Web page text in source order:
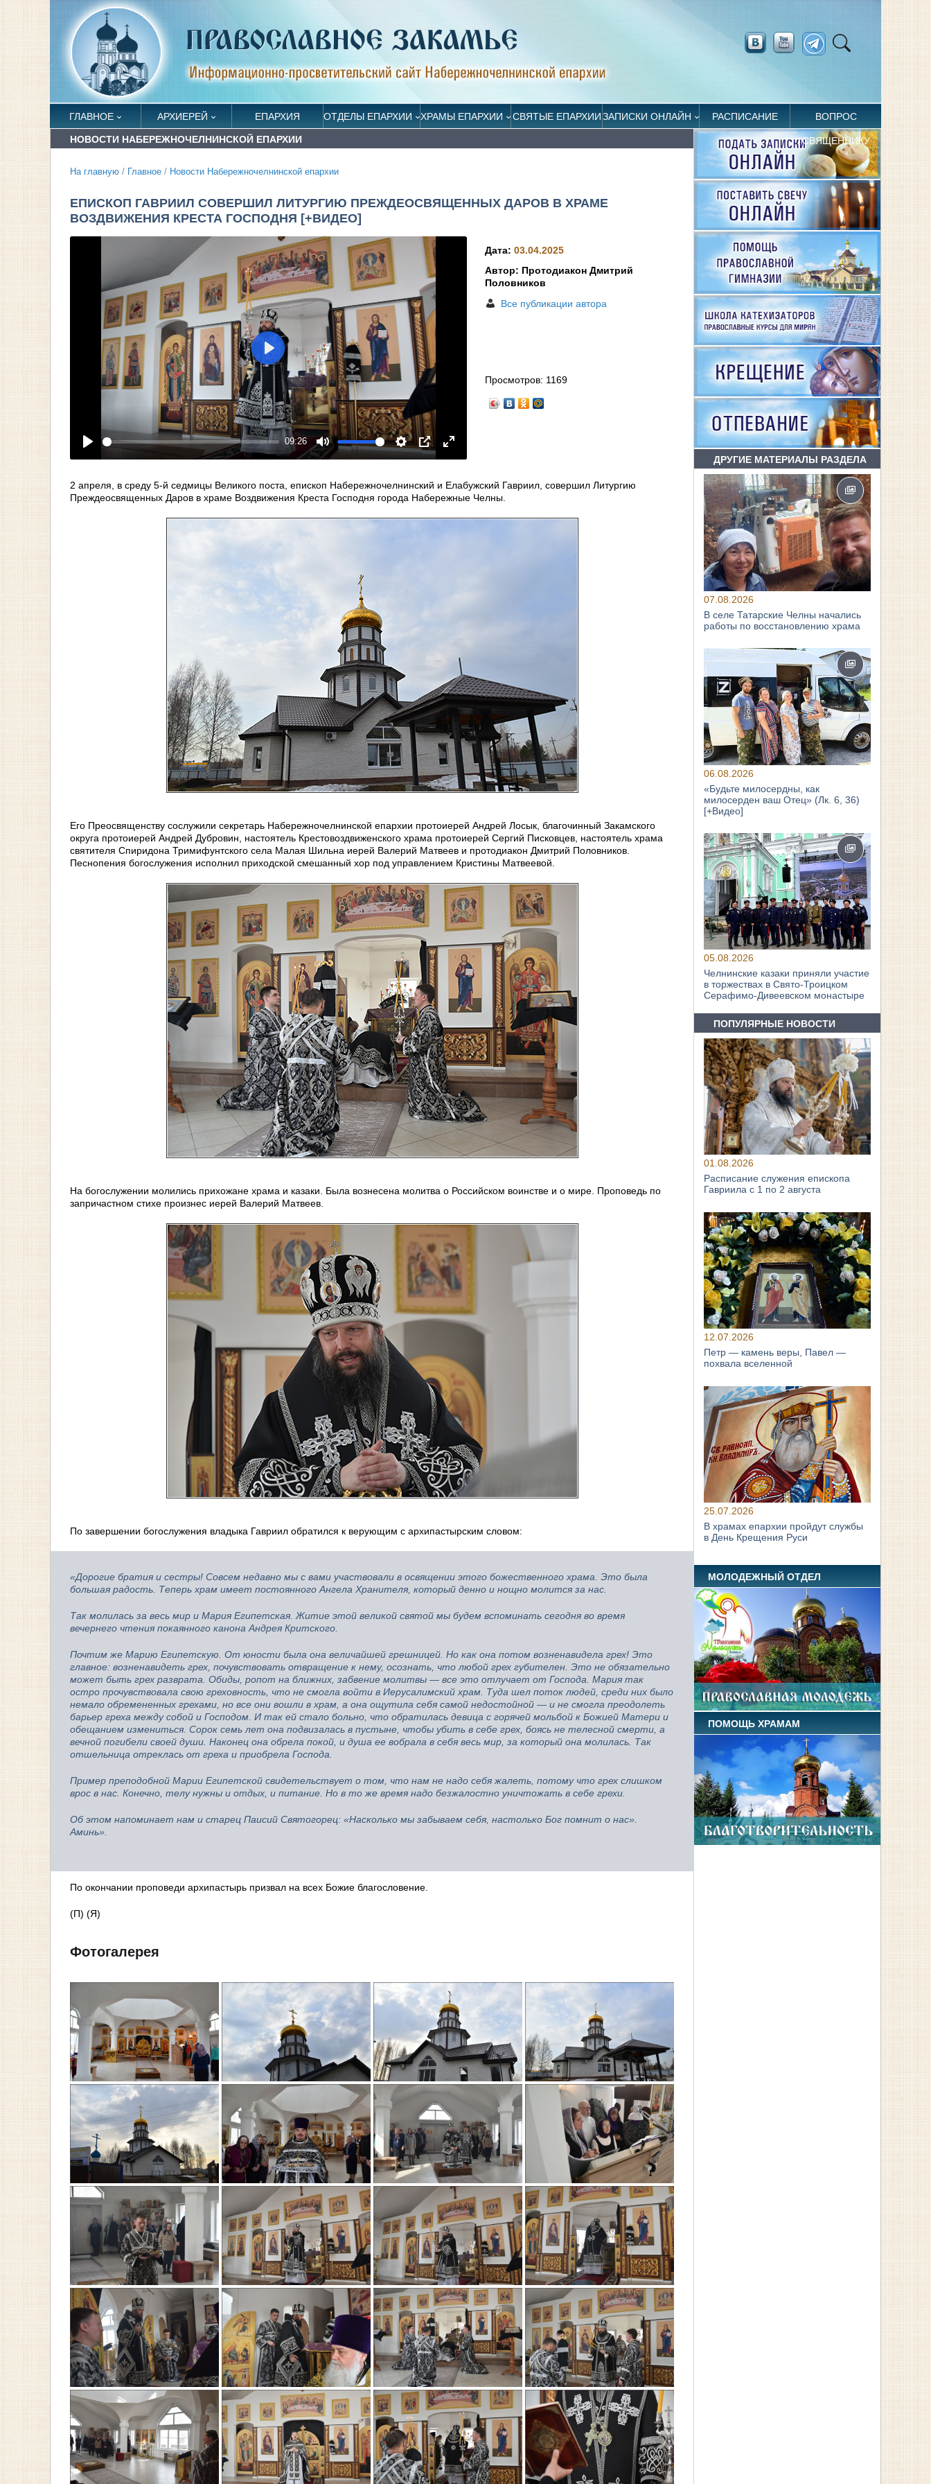
ГЛАВНОЕ АРХИЕРЕЙ ЕПАРХИЯ ОТДЕЛЫ ЕПАРХИИ ХРАМЫ ЕПАРХИИ СВЯТЫЕ ЕПАРХИИЗАПИСКИ ОНЛАЙН РАСПИСАНИЕ ВОПРОС
СВЯЩЕННИКУ
НОВОСТИ НАБЕРЕЖНОЧЕЛНИНСКОЙ ЕПАРХИИ
На главную / Главное / Новости Набережночелнинской епархии
ЕПИСКОП ГАВРИИЛ СОВЕРШИЛ ЛИТУРГИЮ ПРЕЖДЕОСВЯЩЕННЫХ ДАРОВ В ХРАМЕ
ВОЗДВИЖЕНИЯ КРЕСТА ГОСПОДНЯ [+ВИДЕО]
09:26
Mute Settings
PIP
Enter
Play
Дата:03.04.2025
Автор: Протодиакон Дмитрий
Половников
Все публикации автора
Просмотров: 1169
2 апреля, в среду 5-й седмицы Великого поста, епископ Набережночелнинский и Елабужский Гавриил, совершил Литургию
Преждеосвященных Даров в храме Воздвижения Креста Господня города Набережные Челны.
Его Преосвященству сослужили секретарь Набережночелнинской епархии протоиерей Андрей Лосык, благочинный Закамского
округа протоиерей Андрей Дубровин, настоятель Крестовоздвиженского храма протоиерей Сергий Писковцев, настоятель храма
святителя Спиридона Тримифунтского села Малая Шильна иерей Валерий Матвеев и протодиакон Дмитрий Половников.
Песнопения богослужения исполнил приходской смешанный хор под управлением Кристины Матвеевой.
На богослужении молились прихожане храма и казаки. Была вознесена молитва о Российском воинстве и о мире. Проповедь по
запричастном стихе произнес иерей Валерий Матвеев.
По завершении богослужения владыка Гавриил обратился к верующим с архипастырским словом:
«Дорогие братия и сестры! Совсем недавно мы с вами участвовали в освящении этого божественного храма. Это была
большая радость. Теперь храм имеет постоянного Ангела Хранителя, который денно и нощно молится за нас.
Так молилась за весь мир и Мария Египетская. Житие этой великой святой мы будем вспоминать сегодня во время
вечернего чтения покаянного канона Андрея Критского.
Почтим же Марию Египетскую. От юности была она величайшей грешницей. Но как она потом возненавидела грех! Это
главное: возненавидеть грех, почувствовать отвращение к нему, осознать, что любой грех губителен. Это не обязательно
может быть грех разврата. Обиды, ропот на ближних, забвение молитвы — все это отлучает от Господа. Мария так
остро прочувствовала свою греховность, что не смогла войти в Иерусалимский храм. Туда шел поток людей, среди них было
немало обремененных грехами, но все они вошли в храм, а она ощутила себя самой недостойной — и не смогла преодолеть
барьер греха между собой и Господом. И так ей стало больно, что обратилась девица с горячей мольбой к Божией Матери и
обещанием измениться. Сорок семь лет она подвизалась в пустыне, чтобы убить в себе грех, боясь не телесной смерти, а
вечной погибели своей души. Наконец она обрела покой, и душа ее вобрала в себя весь мир, за который она молилась. Так
отшельница отреклась от греха и приобрела Господа.
Пример преподобной Марии Египетской свидетельствует о том, что нам не надо себя жалеть, потому что грех слишком
врос в нас. Конечно, телу нужны и отдых, и питание. Но в то же время надо безжалостно уничтожать в себе грехи.
Об этом напоминает нам и старец Паисий Святогорец: «Насколько мы забываем себя, настолько Бог помнит о нас».
Аминь».
По окончании проповеди архипастырь призвал на всех Божие благословение.
(П) (Я)
Фотогалерея
ДРУГИЕ МАТЕРИАЛЫ РАЗДЕЛА
07.08.2026
В селе Татарские Челны начались
работы по восстановлению храма
06.08.2026
«Будьте милосердны, как
милосерден ваш Отец» (Лк. 6, 36)
[+Видео]
05.08.2026
Челнинские казаки приняли участие
в торжествах в Свято‑Троицком
Серафимо‑Дивеевском монастыре
ПОПУЛЯРНЫЕ НОВОСТИ
01.08.2026
Расписание служения епископа
Гавриила с 1 по 2 августа
12.07.2026
Петр — камень веры, Павел —
похвала вселенной
25.07.2026
В храмах епархии пройдут службы
в День Крещения Руси
МОЛОДЕЖНЫЙ ОТДЕЛ
ПОМОЩЬ ХРАМАМ